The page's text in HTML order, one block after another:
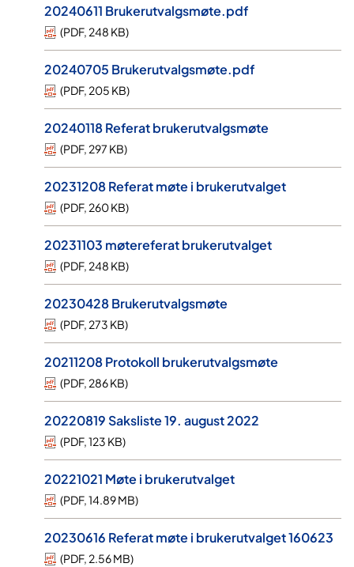
20240611 Brukerutvalgsmøte.pdf
(PDF, 248 KB)
20240705 Brukerutvalgsmøte.pdf
(PDF, 205 KB)
20240118 Referat brukerutvalgsmøte
(PDF, 297 KB)
20231208 Referat møte i brukerutvalget
(PDF, 260 KB)
20231103 møtereferat brukerutvalget
(PDF, 248 KB)
20230428 Brukerutvalgsmøte
(PDF, 273 KB)
20211208 Protokoll brukerutvalgsmøte
(PDF, 286 KB)
20220819 Saksliste 19. august 2022
(PDF,123 KB)
20221021 Møte i brukerutvalget
(PDF,14.89 MB)
20230616 Referat møte i brukerutvalget 160623
(PDF, 2.56 MB)